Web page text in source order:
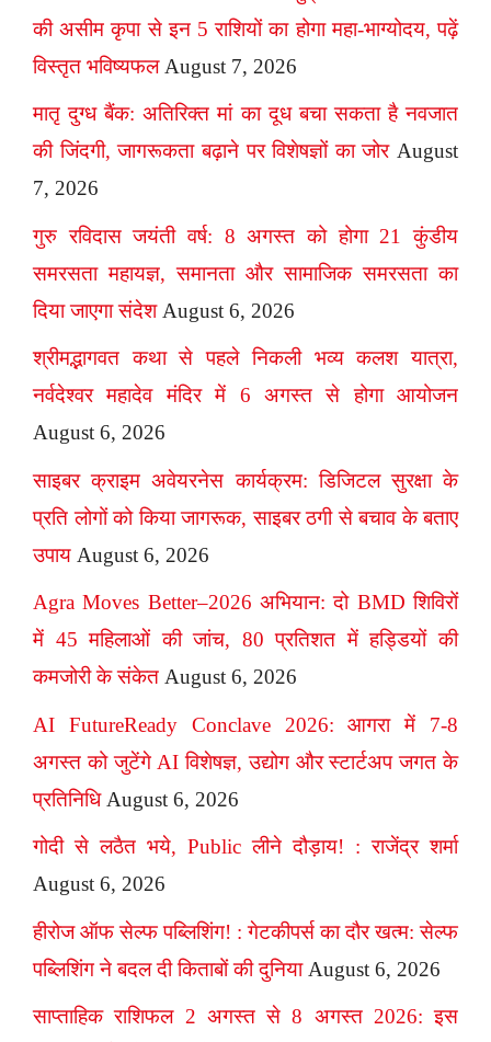
की असीम कृपा से इन 5 राशियों का होगा महा-भाग्योदय, पढ़ें
विस्तृत भविष्यफल August 7, 2026
मातृ दुग्ध बैंक: अतिरिक्त मां का दूध बचा सकता है नवजात
की जिंदगी, जागरूकता बढ़ाने पर विशेषज्ञों का जोर August
7, 2026
गुरु रविदास जयंती वर्ष: 8 अगस्त को होगा 21 कुंडीय
समरसता महायज्ञ, समानता और सामाजिक समरसता का
दिया जाएगा संदेश August 6, 2026
श्रीमद्भागवत कथा से पहले निकली भव्य कलश यात्रा,
नर्वदेश्वर महादेव मंदिर में 6 अगस्त से होगा आयोजन
August 6, 2026
साइबर क्राइम अवेयरनेस कार्यक्रम: डिजिटल सुरक्षा के
प्रति लोगों को किया जागरूक, साइबर ठगी से बचाव के बताए
उपाय August 6, 2026
Agra Moves Better–2026 अभियान: दो BMD शिविरों
में 45 महिलाओं की जांच, 80 प्रतिशत में हड्डियों की
कमजोरी के संकेत August 6, 2026
AI FutureReady Conclave 2026: आगरा में 7-8
अगस्त को जुटेंगे AI विशेषज्ञ, उद्योग और स्टार्टअप जगत के
प्रतिनिधि August 6, 2026
गोदी से लठैत भये, Public लीने दौड़ाय! : राजेंद्र शर्मा
August 6, 2026
हीरोज ऑफ सेल्फ पब्लिशिंग! : गेटकीपर्स का दौर खत्म: सेल्फ
पब्लिशिंग ने बदल दी किताबों की दुनिया August 6, 2026
साप्ताहिक राशिफल 2 अगस्त से 8 अगस्त 2026: इस